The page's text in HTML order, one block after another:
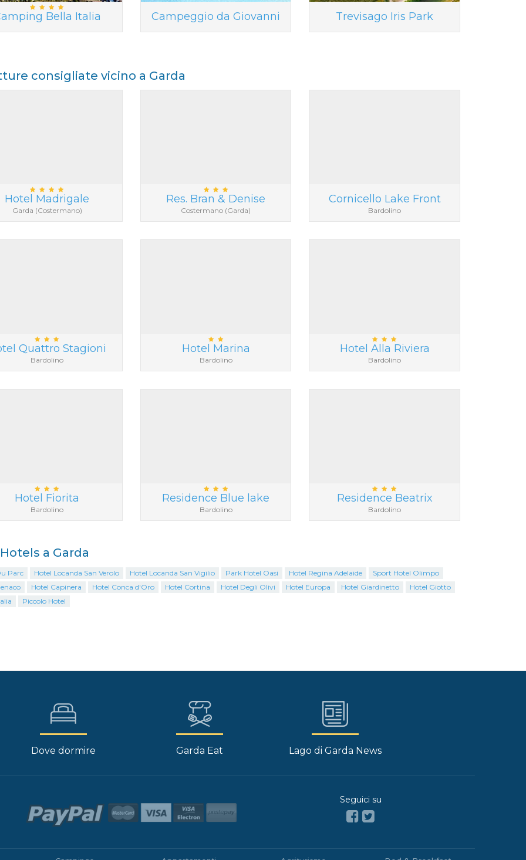
Bella Italia Campeggio da Giovanni Trevisago Iris Park
consigliate vicino a Garda
Hotel Madrigale
Garda (Costermano)
Res. Bran & Denise
Costermano (Garda)
Cornicello Lake Front
Bardolino
Quattro Stagioni
Bardolino
Hotel Marina
Bardolino
Hotel Alla Riviera
Bardolino
Hotel Fiorita
Bardolino
Residence Blue lake
Bardolino
Residence Beatrix
Bardolino
a Garda
Parc Hotel Locanda San Verolo Hotel Locanda San Vigilio Park Hotel Oasi Hotel Regina Adelaide
Sport Hotel Olimpo
Hotel Capinera Hotel Conca d'Oro Hotel Cortina Hotel Degli Olivi Hotel Europa Hotel Giardinetto
Hotel Giotto
Piccolo Hotel
Dove dormire Garda Eat Lago di Garda News
Seguici su